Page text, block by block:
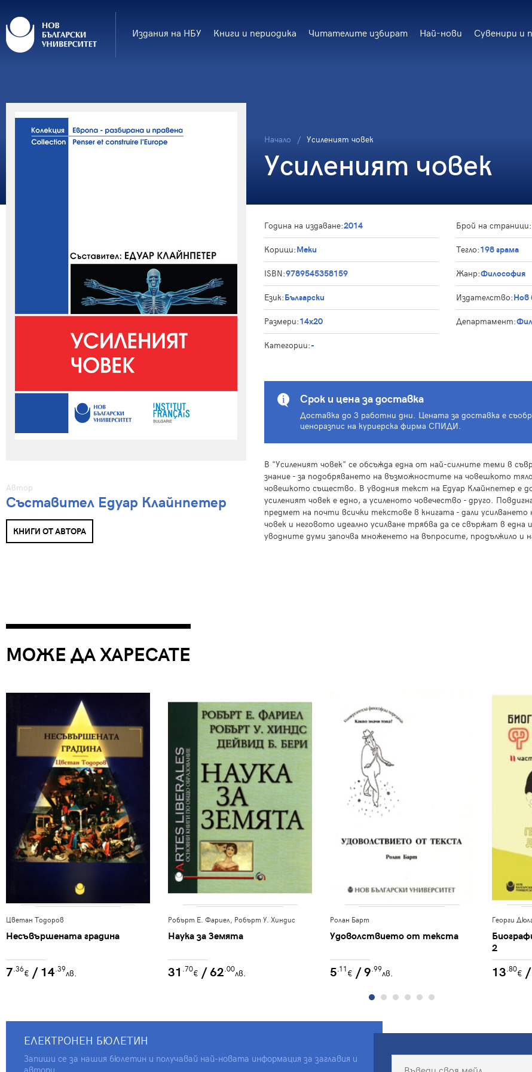
Издания на НБУ Книги и периодика Читателите избират Най-нови Сувенири и
Начало Усиленият човек
Усиленият човек
Автор
Съставител Едуар Клайнпетер
КНИГИ ОТ АВТОРА
Година на издаване:2014 Брой на страници:
Корици:Меки Тегло:198 грама
ISBN:9789545358159 Жанр:Философия
Език:Български Издателство:Нов
Размери:14x20 Департамент:
Категории:-
Срок и цена за доставка
Доставка до 3 работни дни. Цената за доставка е
ценоразпис на куриерска фирма СПИДИ.
В "Усиленият човек" се обсъжда една от най-силните теми в
знание - за подобряването на възможностите на човешкото
човешкото същество. В уводния текст на Едуар Клайнпетер е
усиленият човек е едно, а усиленото човечество - друго.
предмет на почти всички текстове в книгата - дали
човек и неговото идеално усилване трябва да се свържат в една
уводните думи започва множенето на въпросите, продължило и
МОЖЕ ДА ХАРЕСАТЕ
Цветан Тодоров
Несъвършената градина
7.36€ / 14.39лв.
Робърт Е. Фариел, Робърт У. Хиндис
Наука за Земята
31 .70€ / 62.00лв.
Ролан Барт
Удоволствието от текста
5.11€ / 9.99лв.
Георги
2
13.80€
ЕЛЕКТРОНЕН БЮЛЕТИН
Запиши се за нашия бюлетин и получавай най-новата информация за заглавия и